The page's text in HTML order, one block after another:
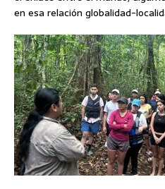
en esa relación globalidad-